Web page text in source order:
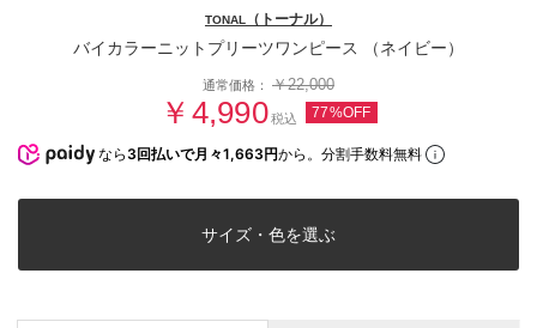
TONAL （トーナル）
バイカラーニットプリーツワンピース （ネイビー）
通常価格： ￥22,000
￥4,990税込 77%OFF
なら 3回払いで月々1,663円から。分割手数料無料
サイズ・色を選ぶ